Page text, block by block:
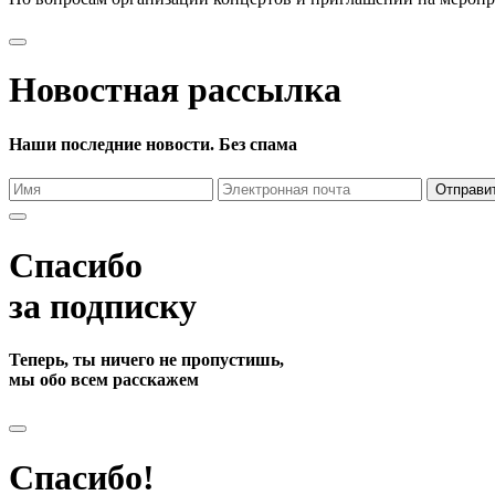
Новостная рассылка
Наши последние новости. Без спама
Спасибо
за подписку
Теперь, ты ничего не пропустишь,
мы обо всем расскажем
Спасибо!